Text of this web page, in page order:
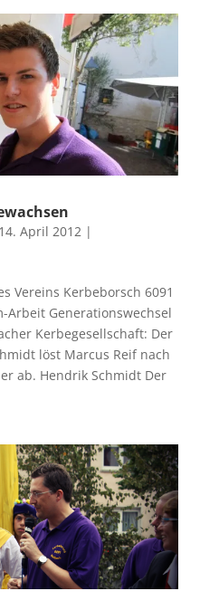
April 2012|
Vereins Kerbeborsch 6091
Arbeit Generationswechsel
Kerbegesellschaft: Der
löst Marcus Reif nach
ab. Hendrik Schmidt Der